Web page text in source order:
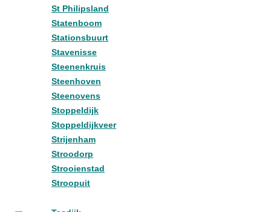
St Philipsland
Statenboom
Stationsbuurt
Stavenisse
Steenenkruis
Steenhoven
Steenovens
Stoppeldijk
Stoppeldijkveer
Strijenham
Stroodorp
Strooienstad
Stroopuit